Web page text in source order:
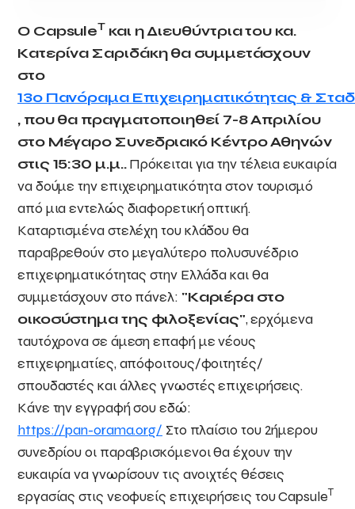
Ο CapsuleT και η Διευθύντρια του κα.
Κατερίνα Σαριδάκη θα συμμετάσχουν
στο
13ο Πανόραμα Επιχειρηματικότητας &
, που θα πραγματοποιηθεί 7-8 Απριλίου
στο Μέγαρο Συνεδριακό Κέντρο Αθηνών
στις 15:30 μ.μ..Πρόκειται για την τέλεια ευκαιρία
να δούμε την επιχειρηματικότητα στον τουρισμό
από μια εντελώς διαφορετική οπτική.
Καταρτισμένα στελέχη του κλάδου θα
παραβρεθούν στο μεγαλύτερο πολυσυνέδριο
επιχειρηματικότητας στην Ελλάδα και θα
συμμετάσχουν στο πάνελ: "Καριέρα στο
οικοσύστημα της φιλοξενίας", ερχόμενα
ταυτόχρονα σε άμεση επαφή με νέους
επιχειρηματίες, απόφοιτους/φοιτητές/
σπουδαστές και άλλες γνωστές επιχειρήσεις.
Κάνε την εγγραφή σου εδώ:
https://pan-orama.org/ Στο πλαίσιο του 2ήμερου
συνεδρίου οι παραβρισκόμενοι θα έχουν την
ευκαιρία να γνωρίσουν τις ανοιχτές θέσεις
εργασίας στις νεοφυείς επιχειρήσεις του CapsuleT